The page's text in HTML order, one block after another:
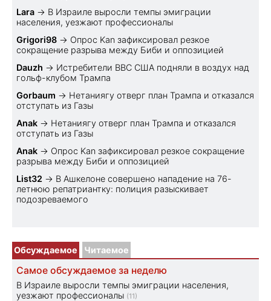
Lara → В Израиле выросли темпы эмиграции
населения, уезжают профессионалы
Grigori98 → Опрос Kan зафиксировал резкое
сокращение разрыва между Биби и оппозицией
Dauzh → Истребители ВВС США подняли в воздух над
гольф-клубом Трампа
Gorbaum → Нетаниягу отверг план Трампа и отказался
отступать из Газы
Anak → Нетаниягу отверг план Трампа и отказался
отступать из Газы
Anak → Опрос Kan зафиксировал резкое сокращение
разрыва между Биби и оппозицией
List32 → В Ашкелоне совершено нападение на 76-
летнюю репатриантку: полиция разыскивает
подозреваемого
Обсуждаемое Читаемое
Самое обсуждаемое за неделю
В Израиле выросли темпы эмиграции населения,
уезжают профессионалы (11)